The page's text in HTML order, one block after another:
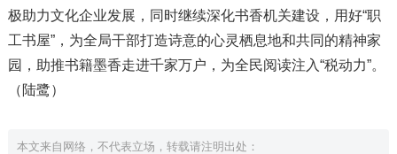
极助力文化企业发展，同时继续深化书香机关建设，用好“职
工书屋”，为全局干部打造诗意的心灵栖息地和共同的精神家
园，助推书籍墨香走进千家万户，为全民阅读注入“税动力”。
（陆鹭）
本文来自网络，不代表立场，转载请注明出处：